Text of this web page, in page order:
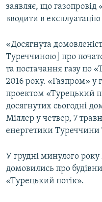
Усі сайти RFE/RL
заявляє, що газопровід
вводити в експлуатацію
«Досягнута
Туреччиною] про
та постачання газу по
2016 року. «Газпром» у
проектом «Турецький
досягнутих сьогодні
Міллер у четвер, 7
енергетики Туреччини
У грудні минулого
домовились про
«Турецький потік».